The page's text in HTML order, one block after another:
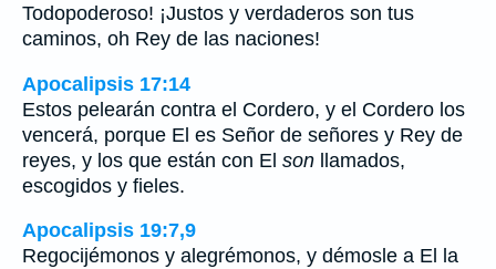
Todopoderoso! ¡Justos y verdaderos son tus
caminos, oh Rey de las naciones!
Apocalipsis 17:14
Estos pelearán contra el Cordero, y el Cordero los
vencerá, porque El es Señor de señores y Rey de
reyes, y los que están con El son llamados,
escogidos y fieles.
Apocalipsis 19:7,9
Regocijémonos y alegrémonos, y démosle a El la